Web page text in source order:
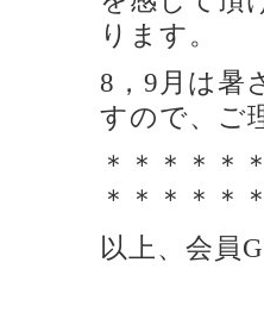
ります。
8，9月は暑
すので、ご
＊＊＊＊＊
＊＊＊＊＊
以上、会員